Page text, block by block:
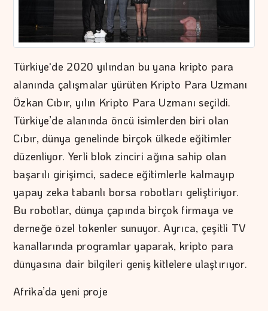
Türkiye'de 2020 yılından bu yana kripto para
alanında çalışmalar yürüten Kripto Para Uzmanı
Özkan Cıbır, yılın Kripto Para Uzmanı seçildi.
Türkiye’de alanında öncü isimlerden biri olan
Cıbır, dünya genelinde birçok ülkede eğitimler
düzenliyor. Yerli blok zinciri ağına sahip olan
başarılı girişimci, sadece eğitimlerle kalmayıp
yapay zeka tabanlı borsa robotları geliştiriyor.
Bu robotlar, dünya çapında birçok firmaya ve
derneğe özel tokenler sunuyor. Ayrıca, çeşitli TV
kanallarında programlar yaparak, kripto para
dünyasına dair bilgileri geniş kitlelere ulaştırıyor.
Afrika’da yeni proje